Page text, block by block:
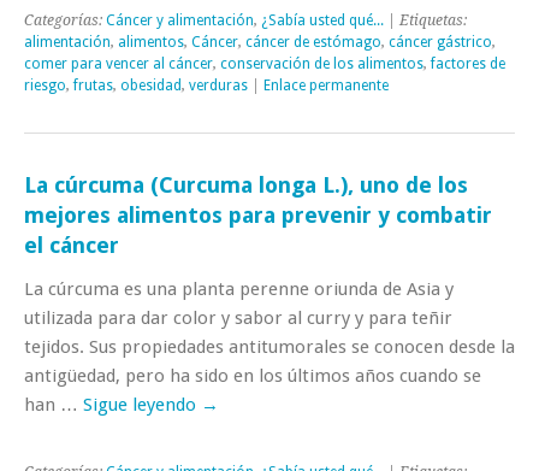
Categorías: Cáncer y alimentación, ¿Sabía usted qué... | Etiquetas:
alimentación, alimentos, Cáncer, cáncer de estómago, cáncer gástrico,
comer para vencer al cáncer, conservación de los alimentos,factores de
riesgo,frutas, obesidad, verduras Enlace permanente
La cúrcuma (Curcuma longa L.), uno de los
mejores alimentos para prevenir y combatir
el cáncer
La cúrcuma es una planta perenne oriunda de Asia y
utilizada para dar color y sabor al curry y para teñir
tejidos. Sus propiedades antitumorales se conocen desde la
antigüedad, pero ha sido en los últimos años cuando se
han … Sigue leyendo →